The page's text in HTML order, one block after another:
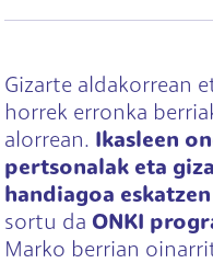
Gizarte aldakorrean
horrek erronka
alorrean. Ikasleen
pertsonalak eta
handiagoa
sortu da ONKI
Marko berrian